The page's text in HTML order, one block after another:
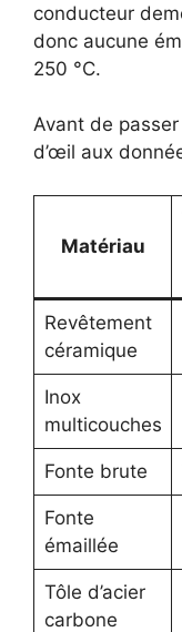
conducteur
donc aucune
250 °C.
Avant de
d’œil aux
Matériau
Revêtement
céramique
Inox
multicouches
Fonte brute
Fonte
émaillée
Tôle d’acier
carbone